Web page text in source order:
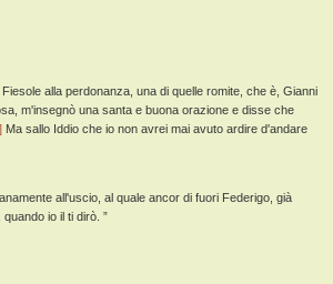
alla perdonanza, una di quelle romite, che è, Gianni
m'insegnò una santa e buona orazione e disse che
Ma sallo Iddio che io non avrei mai avuto ardire d'andare
all'uscio, al quale ancor di fuori Federigo, già
io il ti dirò. ”